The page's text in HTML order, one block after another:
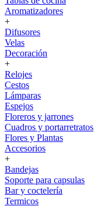
Aromatizadores
+
Difusores
Velas
Decoración
+
Relojes
Cestos
Lámparas
Espejos
Floreros y jarrones
Cuadros y portarretratos
Flores y Plantas
Accesorios
+
Bandejas
Soporte para capsulas
Bar y coctelería
Termicos